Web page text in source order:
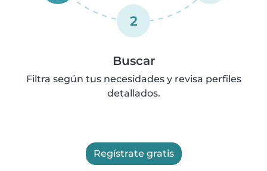
2
Buscar
Filtra según tus necesidades y revisa perfiles
detallados.
Regístrate gratis